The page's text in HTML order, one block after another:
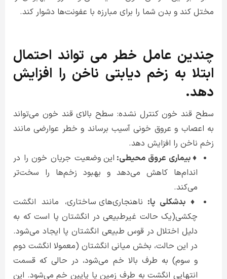
مختل کند و بدن شما را برای مبارزه با عفونت‌ها دشوار کند.
چندین عامل خطر می تواند احتمال
ابتلا به زخم دیابتی ناخن را افزایش
دهد.
سطح قند خون کنترل نشده: سطح بالای قند خون می‌تواند
به اعصاب و عروق خونی آسیب برساند و خطر عوارضی مانند
زخم ناخن را افزایش دهد.
♦ بیماری عروق محیطی: این وضعیت جریان خون را در
اندام‌ها کاهش می‌دهد و بهبود زخم‌ها را سخت‌تر
می‌کند.
♦ بدشکلی پا: ناهنجاری‌های ساختاری، مانند انگشت
چکشی(یک حالت غیرطبیعی در انگشتان پا است که به
دلیل اختلال در قوس طبیعی انگشتان پا ایجاد می‌شود.
در این حالت، بخش میانی انگشتان (معمولا انگشت دوم
و سوم) به طرف بالا خم می‌شود، در حالی که قسمت
انتهایی انگشت به طرف زمین یا پایین خم می‌شود. این